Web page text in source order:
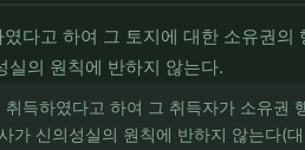
다고 하여 그 토지에 대한 소유권의
실의 원칙에 반하지 않는다.
득하였다고 하여 그 취득자가 소유권
가 신의성실의 원칙에 반하지 않는다(